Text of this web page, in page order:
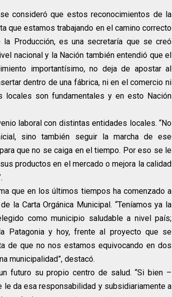
consideró que estos reconocimientos de la
que estamos trabajando en el camino correcto
Producción, es una secretaría que se creó
nacional y la Nación también entendió que el
importantísimo, no deja de apostar al
dentro de una fábrica, ni en el comercio ni
locales son fundamentales y en esto Nación
laboral con distintas entidades locales. “No
sino también seguir la marcha de ese
que no se caiga en el tiempo. Por eso se le
productos en el mercado o mejora la calidad
que en los últimos tiempos ha comenzado a
la Carta Orgánica Municipal. “Teníamos ya la
como municipio saludable a nivel país;
Patagonia y hoy, frente al proyecto que se
de que no nos estamos equivocando en dos
municipalidad”, destacó.
futuro su propio centro de salud. “Si bien –
da esa responsabilidad y subsidiariamente a